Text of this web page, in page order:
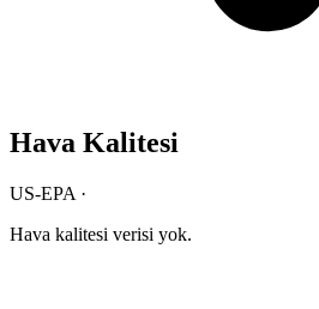
Hava Kalitesi
US-EPA ·
Hava kalitesi verisi yok.